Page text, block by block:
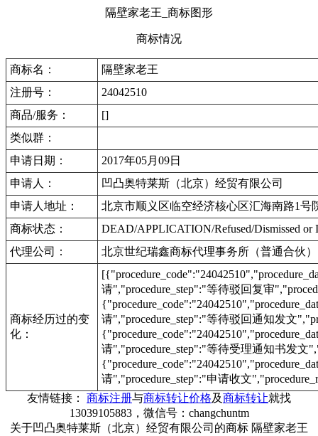
隔壁家老王_商标图形
商标情况
商标名：
隔壁家老王
注册号：
24042510
商品/服务：
[]
类似群：
申请日期：
2017年05月09日
申请人：
凹凸奥特莱斯（北京）经贸有限公司
申请人地址：
北京市顺义区临空经济核心区汇海南路1号
商标状态：
DEAD/APPLICATION/Refused/Dismissed
代理公司：
北京世纪瑞鑫商标代理事务所（普通合伙）
商标经历过的变
化：
请","procedure_step":"等待驳回复审
请","procedure_step":"等待驳回通知发文
请","procedure_step":"等待受理通知书发文
请","procedure_step":"申请收文
友情链接： 商标注册与商标转让价格及商标转让就找
13039105883，微信号：changchuntm
关于凹凸奥特莱斯（北京）经贸有限公司的商标 隔壁家老王